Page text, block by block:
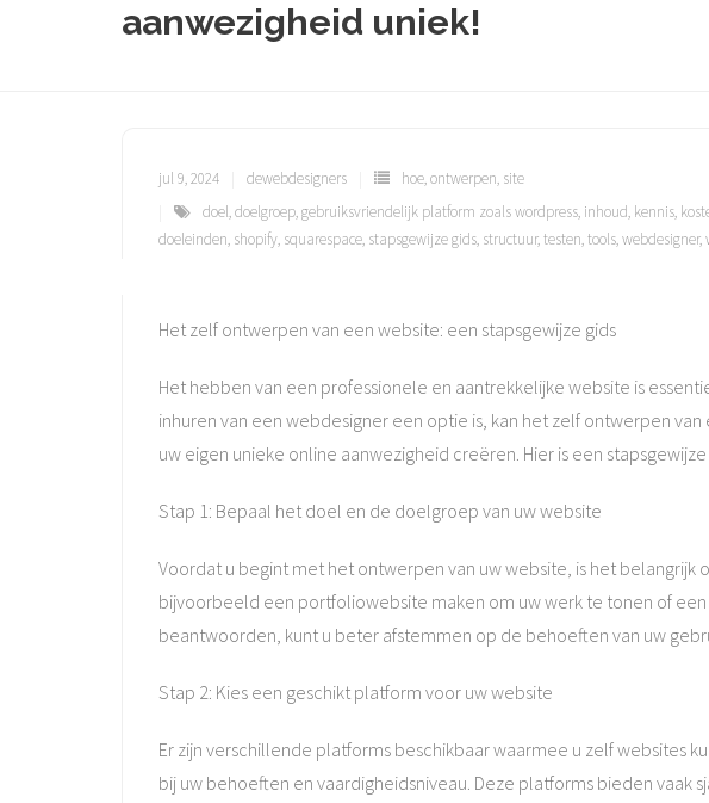
aanwezigheid uniek!
jul 9, 2024 dewebdesigners hoe,ontwerpen, site
doel,doelgroep,gebruiksvriendelijk platform zoals wordpress, inhoud, kennis,
doeleinden, shopify, squarespace, stapsgewijze gids, structuur,testen,tools,webdesigner,
Het zelf ontwerpen van een website: een stapsgewijze gids
Het hebben van een professionele en aantrekkelijke website is
inhuren van een webdesigner een optie is, kan het zelf ontwerpen
uw eigen unieke online aanwezigheid creëren. Hier is een
Stap 1: Bepaal het doel en de doelgroep van uw website
Voordat u begint met het ontwerpen van uw website, is het
bijvoorbeeld een portfoliowebsite maken om uw werk te tonen of
beantwoorden, kunt u beter afstemmen op de behoeften van uw
Stap 2: Kies een geschikt platform voor uw website
Er zijn verschillende platforms beschikbaar waarmee u zelf websites
bij uw behoeften en vaardigheidsniveau. Deze platforms bieden